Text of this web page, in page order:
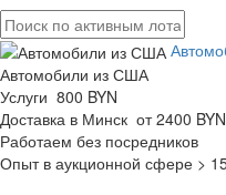
Автомобили из США
Услуги 800 BYN
Доставка в Минск от 2400 BYN
Работаем без посредников
Опыт в аукционной сфере >